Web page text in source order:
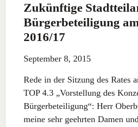
Zukünftige
Bürgerbeteiligung
2016/17
September 8, 2015
Rede in der Sitzung des Rates
TOP 4.3 „Vorstellung des
Bürgerbeteiligung“: Herr
meine sehr geehrten Damen